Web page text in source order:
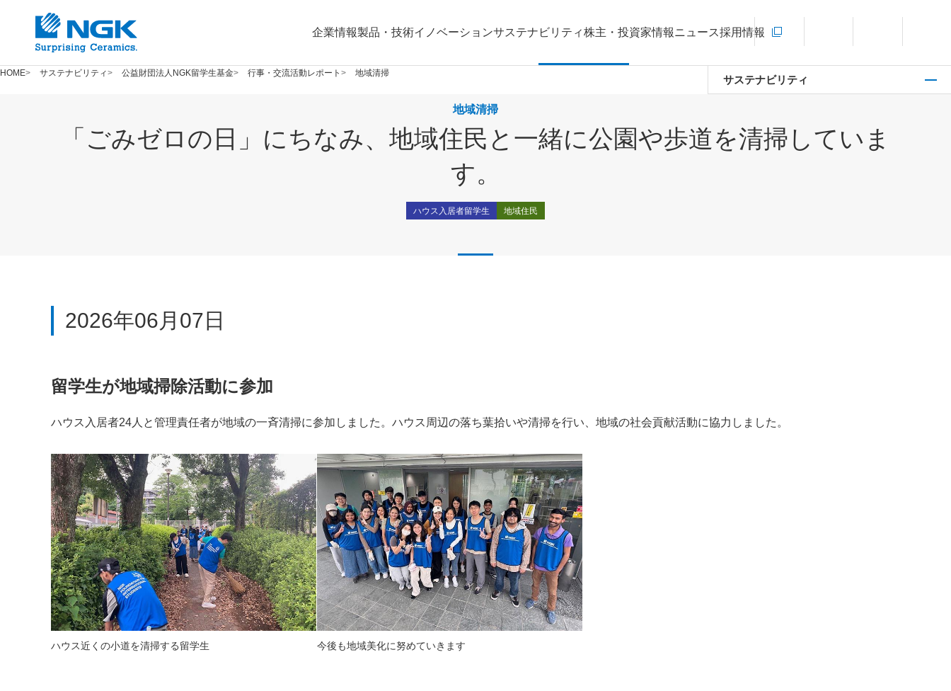
企業情報製品・技術イノベーションサステナビリティ株主・投資家情報ニュース採用情報
新規ウィンドウを開きます
言語切り替えメニューを開く
HOME サステナビリティ 公益財団法人NGK留学生基金 行事・交流活動レポート 地域清掃
地域清掃
「ごみゼロの日」にちなみ、地域住民と一緒に公園や歩道を清掃していま
す。
ハウス入居者留学生 地域住民
2026年06月07日
留学生が地域掃除活動に参加
ハウス入居者24人と管理責任者が地域の一斉清掃に参加しました。ハウス周辺の落ち葉拾いや清掃を行い、地域の社会貢献活動に協力しました。
ハウス近くの小道を清掃する留学生 今後も地域美化に努めていきます
サステナビリティ